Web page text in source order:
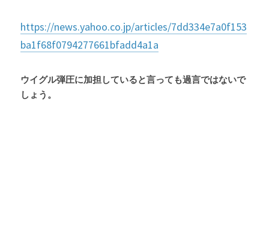
https://news.yahoo.co.jp/articles/7dd334e7a0f153
ba1f68f0794277661bfadd4a1a
ウイグル弾圧に加担していると言っても過言ではないで
しょう。